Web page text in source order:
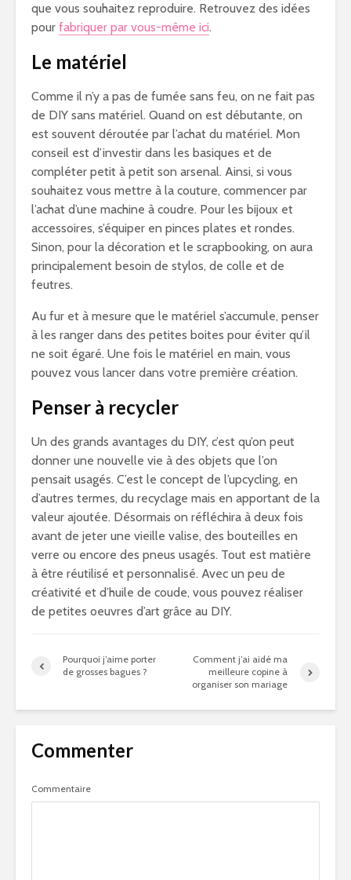
que vous souhaitez reproduire. Retrouvez des idées
pour fabriquer par vous-même ici.
Le matériel
Comme il n’y a pas de fumée sans feu, on ne fait pas
de DIY sans matériel. Quand on est débutante, on
est souvent déroutée par l’achat du matériel. Mon
conseil est d’investir dans les basiques et de
compléter petit à petit son arsenal. Ainsi, si vous
souhaitez vous mettre à la couture, commencer par
l’achat d’une machine à coudre. Pour les bijoux et
accessoires, s’équiper en pinces plates et rondes.
Sinon, pour la décoration et le scrapbooking, on aura
principalement besoin de stylos, de colle et de
feutres.
Au fur et à mesure que le matériel s’accumule, penser
à les ranger dans des petites boites pour éviter qu’il
ne soit égaré. Une fois le matériel en main, vous
pouvez vous lancer dans votre première création.
Penser à recycler
Un des grands avantages du DIY, c’est qu’on peut
donner une nouvelle vie à des objets que l’on
pensait usagés. C’est le concept de l’upcycling, en
d’autres termes, du recyclage mais en apportant de la
valeur ajoutée. Désormais on réfléchira à deux fois
avant de jeter une vieille valise, des bouteilles en
verre ou encore des pneus usagés. Tout est matière
à être réutilisé et personnalisé. Avec un peu de
créativité et d’huile de coude, vous pouvez réaliser
de petites oeuvres d’art grâce au DIY.
Pourquoi j’aime porter
de grosses bagues ?
Comment j’ai aidé ma
meilleure copine à
organiser son mariage
Commenter
Commentaire